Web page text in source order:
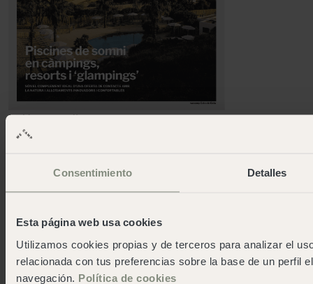
Consentimiento Detalles
Esta página web usa cookies
Utilizamos cookies propias y de terceros para analizar el
relacionada con tus preferencias sobre la base de un perfil
navegación. Política de cookies
La Vanguardia
La Vanguardia
"Un càmping de disseny al costat de Cadaqués,
l'emblemàtic poble de la Costa Brava bressol de grans
artistes com Salvador Dalí"